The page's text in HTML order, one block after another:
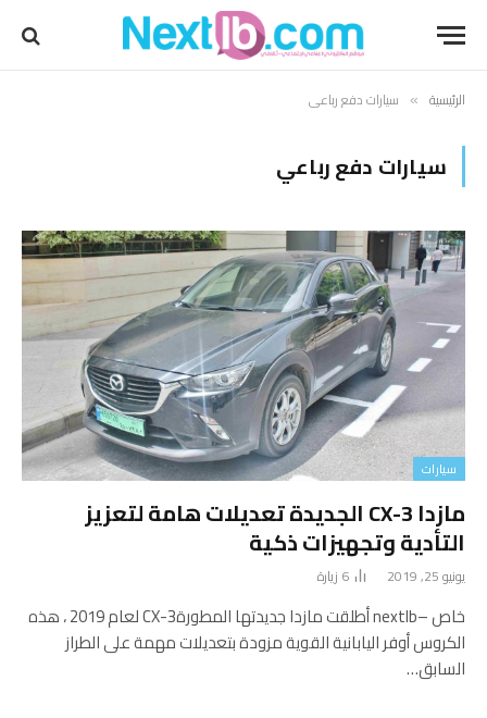
الرئيسية » سيارات دفع رباعي
سيارات دفع رباعي
سيارات
مازدا CX-3 الجديدة تعديلات هامة لتعزيز
التأدية وتجهيزات ذكية
يونيو 25, 2019 6 زيارة
خاص –nextlb أطلقت مازدا جديدتها المطورةCX-3 لعام 2019 ، هذه
الكروس أوفر اليابانية القوية مزودة بتعديلات مهمة على الطراز
السابق…